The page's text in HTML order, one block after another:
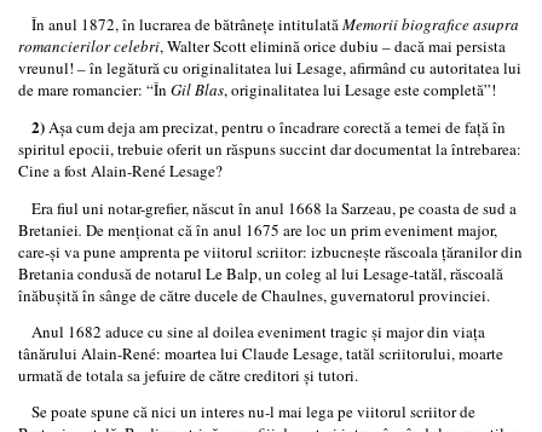
În anul 1872, în lucrarea de bătrâneţe intitulatăMemorii biografice asupra
romancierilor celebri, Walter Scott elimină orice dubiu – dacă mai persista
vreunul! – în legătură cu originalitatea lui Lesage, afirmând cu autoritatea lui
de mare romancier: “În Gil Blas, originalitatea lui Lesage este completă”!
2)Aşa cum deja am precizat, pentru o încadrare corectă a temei de faţă în
spiritul epocii, trebuie oferit un răspuns succint dar documentat la întrebarea:
Cine a fost Alain-René Lesage?
Era fiul uni notar-grefier, născut în anul 1668 la Sarzeau, pe coasta de sud a
Bretaniei. De menţionat că în anul 1675 are loc un prim eveniment major,
care-şi va pune amprenta pe viitorul scriitor: izbucneşte răscoala ţăranilor din
Bretania condusă de notarul Le Balp, un coleg al lui Lesage-tatăl, răscoală
înăbuşită în sânge de către ducele de Chaulnes, guvernatorul provinciei.
Anul 1682 aduce cu sine al doilea eveniment tragic şi major din viaţa
tânărului Alain-René: moartea lui Claude Lesage, tatăl scriitorului, moarte
urmată de totala sa jefuire de către creditori şi tutori.
Se poate spune că nici un interes nu-l mai lega pe viitorul scriitor de